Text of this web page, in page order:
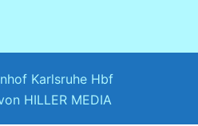
Karlsruhe Hbf
HILLER MEDIA